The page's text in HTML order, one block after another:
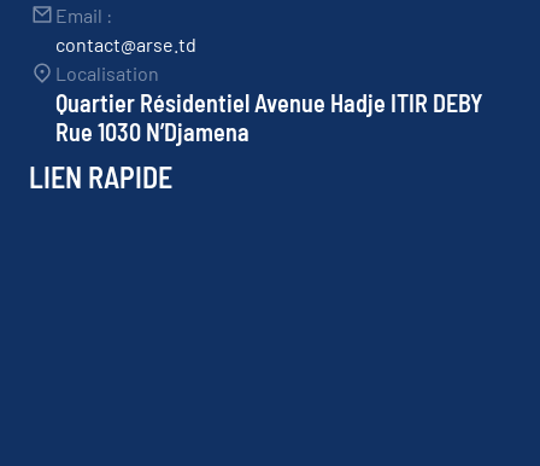
Email :
contact@arse.td
Localisation
Quartier Résidentiel Avenue Hadje ITIR DEBY
Rue 1030 N’Djamena
LIEN RAPIDE